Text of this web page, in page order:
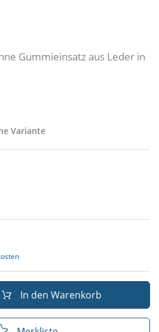
Gummieinsatz aus Leder in
Variante
In den Warenkorb